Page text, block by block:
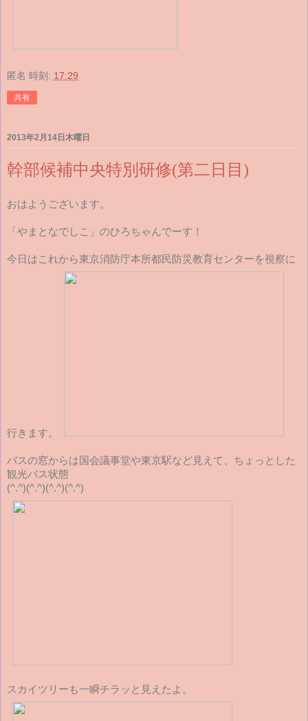
匿名 時刻: 17:29
共有
2013年2月14日木曜日
幹部候補中央特別研修(第二日目)
おはようございます。
「やまとなでしこ」のひろちゃんでーす！
今日はこれから東京消防庁本所都民防災教育センターを視察に
行きます。
バスの窓からは国会議事堂や東京駅など見えて、ちょっとした
観光バス状態
(^.^)(^.^)(^.^)(^.^)
スカイツリーも一瞬チラッと見えたよ。